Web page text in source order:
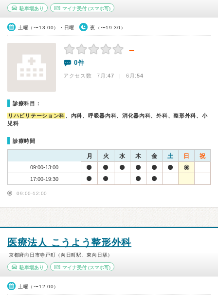
駐車場あり マイナ受付(スマホ可)
土曜（〜13:00）・日曜 夜（〜19:30）
－
0件
アクセス数 7月:47 | 6月:54
診療科目：
リハビリテーション科 、内科、呼吸器内科、消化器内科、外科、整形外科、小
児科
診療時間
月 火 水 木 金 土 日 祝
09:00-13:00
17:00-19:30
09:00-12:00
医療法人 こうよう整形外科
京都府向日市寺戸町（向日町駅、東向日駅）
駐車場あり マイナ受付(スマホ可)
土曜（〜12:00）